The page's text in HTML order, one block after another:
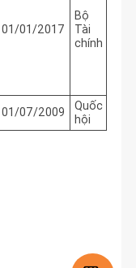
01/01/2017
Bộ
Tài
chính
01/07/2009
Quốc
hội